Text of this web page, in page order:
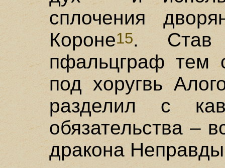
сплочения
Короне15. Став
пфальцграф тем
под хоругвь
разделил с
обязательства –
дракона